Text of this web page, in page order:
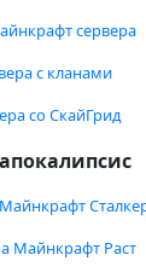
сервера
с кланами
со СкайГрид
Майнкрафт Раст